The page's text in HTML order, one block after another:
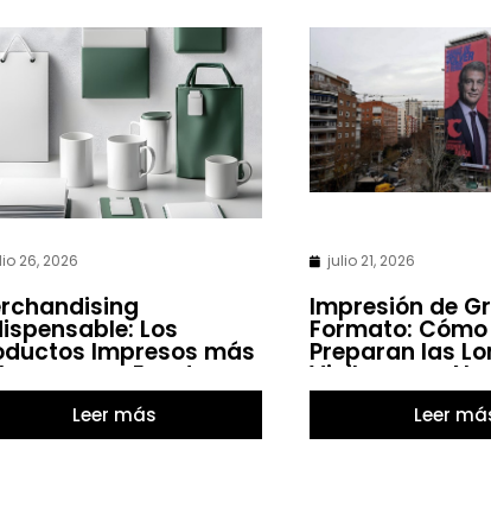
26, 2026
Los
Impresos más
para un Evento
Leer más
julio 21, 2026
Impresión de
Formato:
Preparan las
Vinilos para
Leer